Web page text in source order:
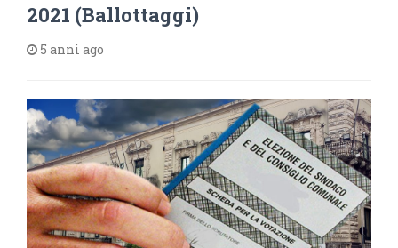
2021 (Ballottaggi)
5 anni ago